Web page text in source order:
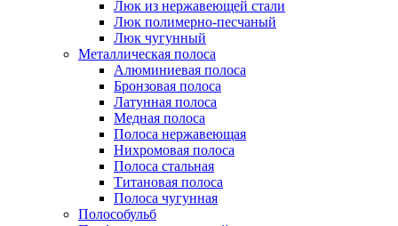
Люк из нержавеющей стали
Люк полимерно-песчаный
Люк чугунный
Металлическая полоса
Алюминиевая полоса
Бронзовая полоса
Латунная полоса
Медная полоса
Полоса нержавеющая
Нихромовая полоса
Полоса стальная
Титановая полоса
Полоса чугунная
Полособульб